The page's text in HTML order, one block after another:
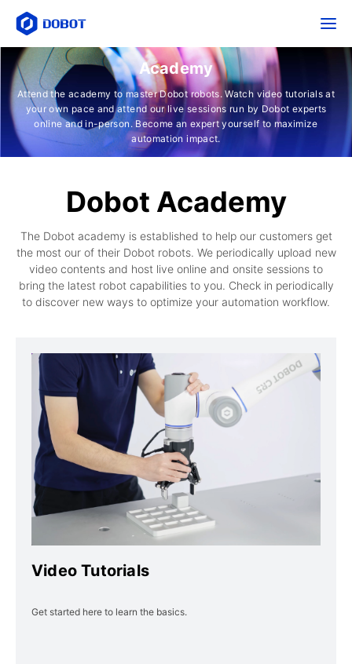
Academy
Attend the academy to master Dobot robots. Watch video tutorials at
your own pace and attend our live sessions run by Dobot experts
online and in-person. Become an expert yourself to maximize
automation impact.
Dobot Academy
The Dobot academy is established to help our customers get
the most our of their Dobot robots. We periodically upload new
video contents and host live online and onsite sessions to
bring the latest robot capabilities to you. Check in periodically
to discover new ways to optimize your automation workflow.
Video Tutorials
Get started here to learn the basics.